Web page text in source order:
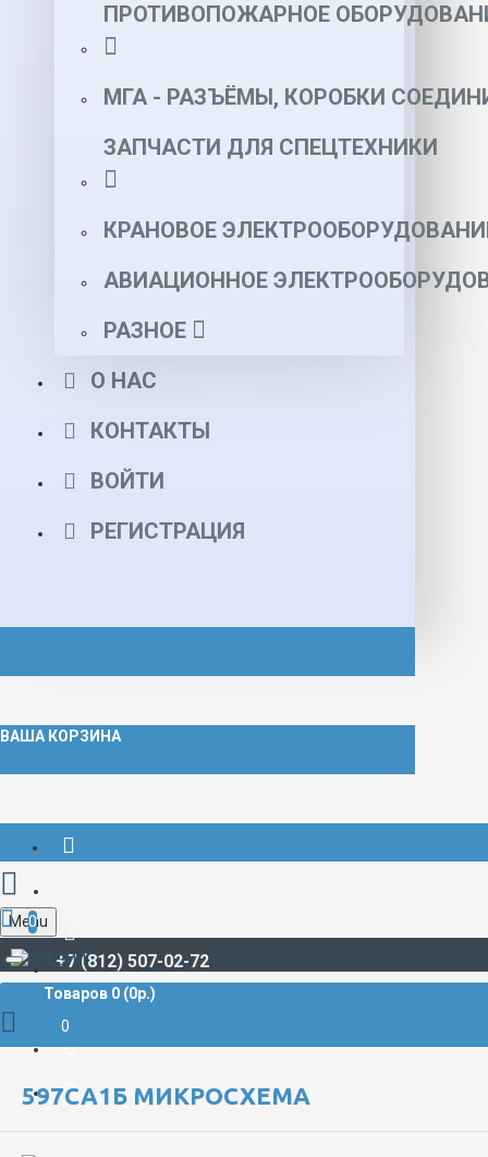
ПРОТИВОПОЖАРНОЕ
МГА - РАЗЪЁМЫ, КОРОБКИ
ЗАПЧАСТИ ДЛЯ СПЕЦТЕХНИКИ
КРАНОВОЕ
АВИАЦИОННОЕ
РАЗНОЕ
О НАС
КОНТАКТЫ
ВОЙТИ
РЕГИСТРАЦИЯ
ВАША КОРЗИНА
+7 (812) 507-02-72
Menu
0
Товаров 0 (0р.)
0
РАДИОДЕТАЛИ И РАДИОЭЛЕКТРОННЫЕ КОМПОНЕНТЫ
597СА1Б МИКРОСХЕМА